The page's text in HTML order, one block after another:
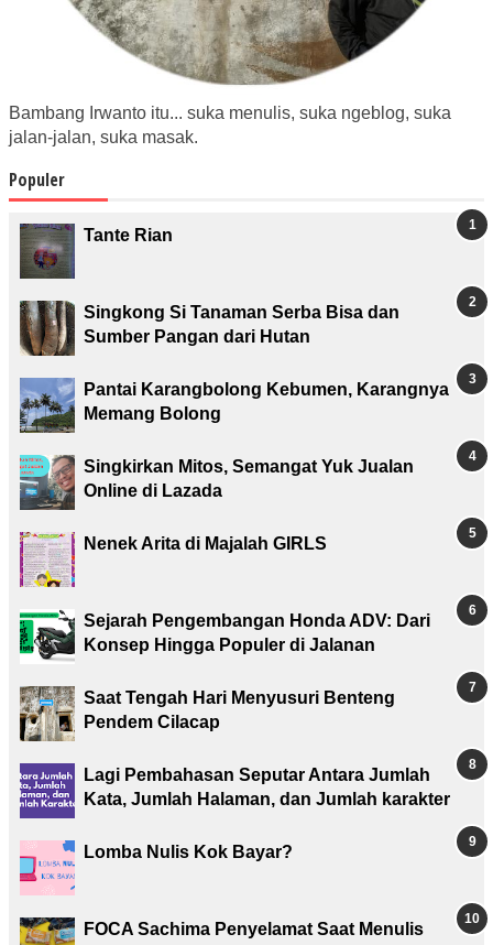
Bambang Irwanto itu... suka menulis, suka ngeblog, suka
jalan-jalan, suka masak.
Populer
Tante Rian
Singkong Si Tanaman Serba Bisa dan
Sumber Pangan dari Hutan
Pantai Karangbolong Kebumen, Karangnya
Memang Bolong
Singkirkan Mitos, Semangat Yuk Jualan
Online di Lazada
Nenek Arita di Majalah GIRLS
Sejarah Pengembangan Honda ADV: Dari
Konsep Hingga Populer di Jalanan
Saat Tengah Hari Menyusuri Benteng
Pendem Cilacap
Lagi Pembahasan Seputar Antara Jumlah
Kata, Jumlah Halaman, dan Jumlah karakter
Lomba Nulis Kok Bayar?
FOCA Sachima Penyelamat Saat Menulis